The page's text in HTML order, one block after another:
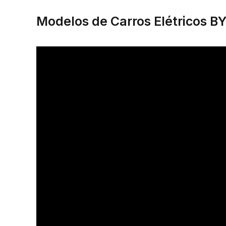
Modelos de Carros Elétricos